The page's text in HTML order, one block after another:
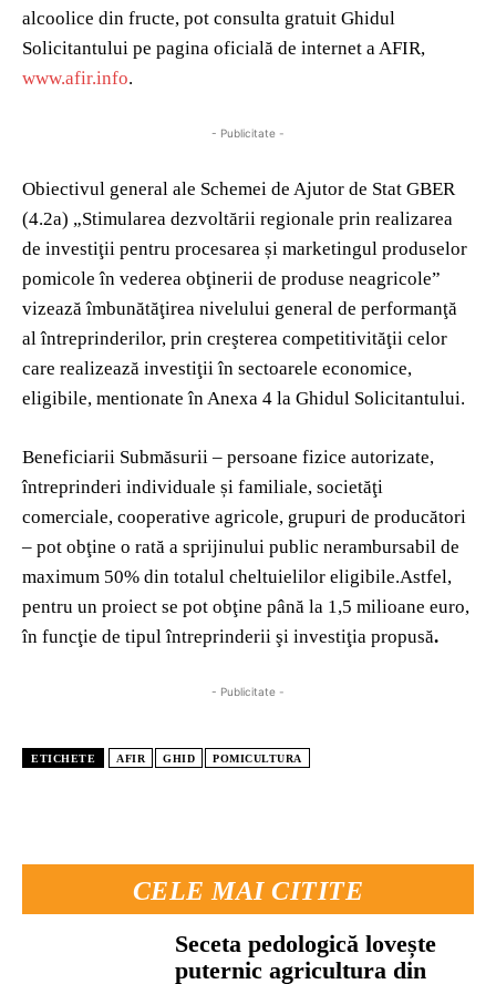
CELE MAI CITITE
Seceta pedologică lovește
puternic agricultura din
alcoolice din fructe, pot consulta gratuit Ghidul
Solicitantului pe pagina oficială de internet a AFIR,
www.afir.info.
- Publicitate -
Obiectivul general ale Schemei de Ajutor de Stat GBER
(4.2a) „Stimularea dezvoltării regionale prin realizarea
de investiţii pentru procesarea și marketingul produselor
pomicole în vederea obţinerii de produse neagricole”
vizează îmbunătăţirea nivelului general de performanţă
al întreprinderilor, prin creşterea competitivităţii celor
care realizează investiţii în sectoarele economice,
eligibile, mentionate în Anexa 4 la Ghidul Solicitantului.
Beneficiarii Submăsurii – persoane fizice autorizate,
întreprinderi individuale și familiale, societăţi
comerciale, cooperative agricole, grupuri de producători
– pot obţine o rată a sprijinului public nerambursabil de
maximum 50% din totalul cheltuielilor eligibile.Astfel,
pentru un proiect se pot obţine până la 1,5 milioane euro,
în funcţie de tipul întreprinderii şi investiţia propusă.
- Publicitate -
ETICHETE AFIR GHID POMICULTURA